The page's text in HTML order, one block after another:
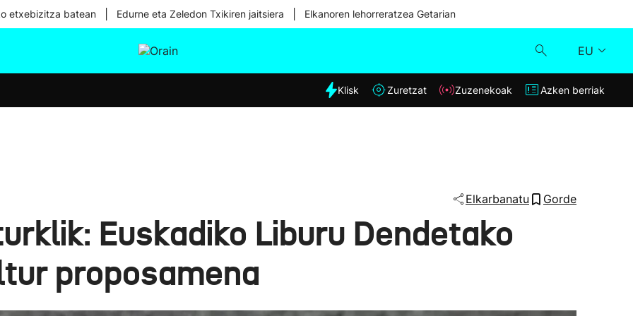
etxebizitza batean Edurne eta Zeledon Txikiren jaitsiera Elkanoren lehorreratzea Getarian
EU
Eguraldia
Klisk
Klisk Zuretzat Zuzenekoak Azken berriak
Elkarbanatu Gorde
Euskadiko Liburu Dendetako
proposamena